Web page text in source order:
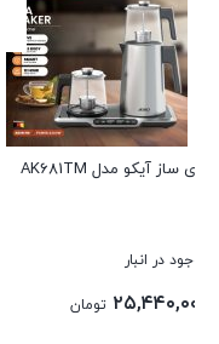
آبمیوه گیری تک
۱۸,۲۴۰,۰۰۰